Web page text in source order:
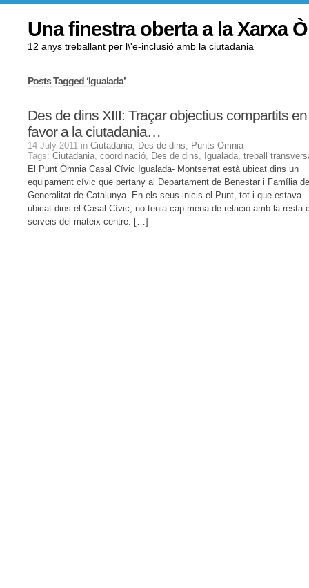
Una finestra oberta a la Xarxa
12 anys treballant per l\'e-inclusió amb la ciutadania
Posts Tagged ‘Igualada’
Des de dins XIII: Traçar objectius compartits en
favor a la ciutadania…
14 July 2011 in Ciutadania, Des de dins, Punts Òmnia
Tags: Ciutadania, coordinació, Des de dins, Igualada, treball
El Punt Òmnia Casal Cívic Igualada- Montserrat està ubicat dins un
equipament cívic que pertany al Departament de Benestar i Família
Generalitat de Catalunya. En els seus inicis el Punt, tot i que estava
ubicat dins el Casal Cívic, no tenia cap mena de relació amb la resta
serveis del mateix centre. […]